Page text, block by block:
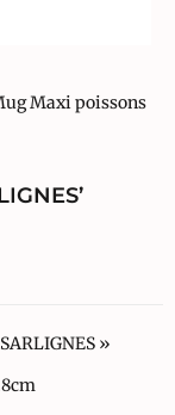
Maxi poissons
»